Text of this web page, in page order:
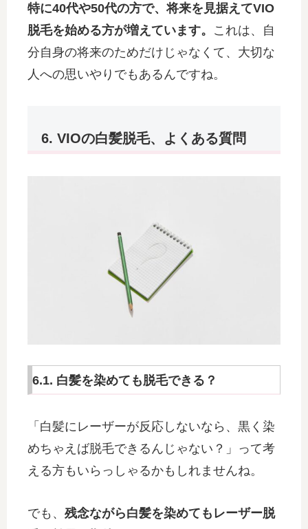
特に40代や50代の方で、将来を見据えてVIO
脱毛を始める方が増えています。 これは、自
分自身の将来のためだけじゃなくて、大切な
人への思いやりでもあるんですね。
6. VIOの白髪脱毛、よくある質問
6.1. 白髪を染めても脱毛できる？
「白髪にレーザーが反応しないなら、黒く染
めちゃえば脱毛できるんじゃない？」って考
える方もいらっしゃるかもしれませんね。
でも、 残念ながら白髪を染めてもレーザー脱